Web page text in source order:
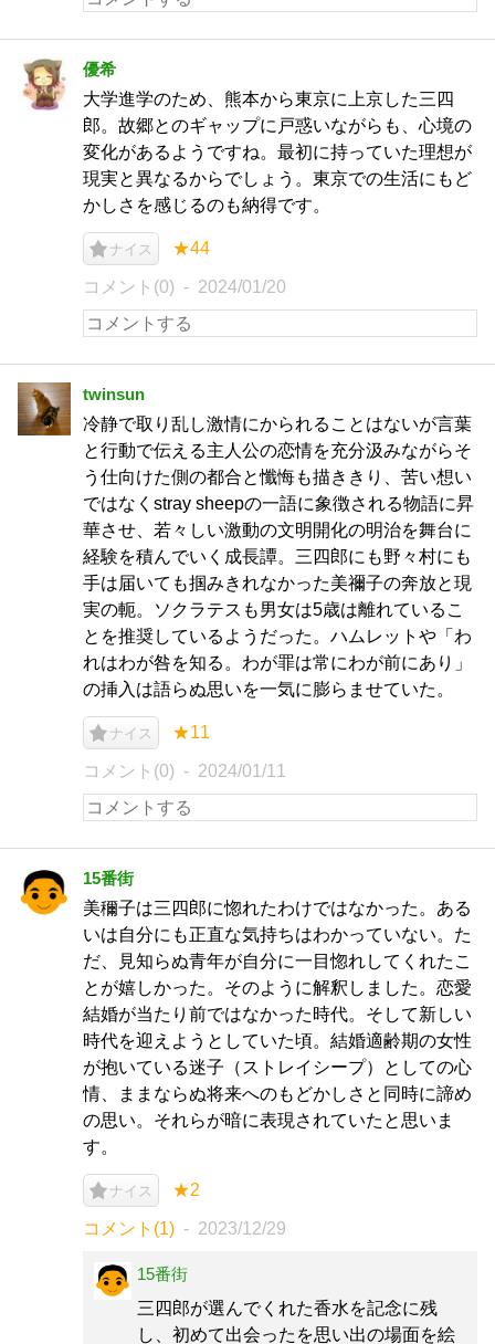
優希
大学進学のため、熊本から東京に上京した三四
郎。故郷とのギャップに戸惑いながらも、心境の
変化があるようですね。最初に持っていた理想が
現実と異なるからでしょう。東京での生活にもど
かしさを感じるのも納得です。
ナイス ★44
コメント(0) 2024/01/20
twinsun
冷静で取り乱し激情にかられることはないが言葉
と行動で伝える主人公の恋情を充分汲みながらそ
う仕向けた側の都合と懺悔も描ききり、苦い想い
ではなくstray sheepの一語に象徴される物語に昇
華させ、若々しい激動の文明開化の明治を舞台に
経験を積んでいく成長譚。三四郎にも野々村にも
手は届いても掴みきれなかった美禰子の奔放と現
実の軛。ソクラテスも男女は5歳は離れているこ
とを推奨しているようだった。ハムレットや「わ
れはわが咎を知る。わが罪は常にわが前にあり」
の挿入は語らぬ思いを一気に膨らませていた。
ナイス ★11
コメント(0) 2024/01/11
15番街
美穪子は三四郎に惚れたわけではなかった。ある
いは自分にも正直な気持ちはわかっていない。た
だ、見知らぬ青年が自分に一目惚れしてくれたこ
とが嬉しかった。そのように解釈しました。恋愛
結婚が当たり前ではなかった時代。そして新しい
時代を迎えようとしていた頃。結婚適齢期の女性
が抱いている迷子（ストレイシープ）としての心
情、ままならぬ将来へのもどかしさと同時に諦め
の思い。それらが暗に表現されていたと思いま
す。
ナイス ★2
コメント(1) 2023/12/29
15番街
三四郎が選んでくれた香水を記念に残
し、初めて出会ったを思い出の場面を絵